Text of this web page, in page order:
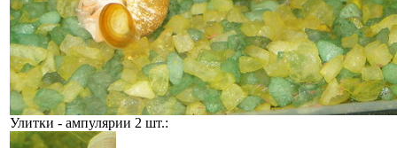
Улитки - ампулярии 2 шт.: